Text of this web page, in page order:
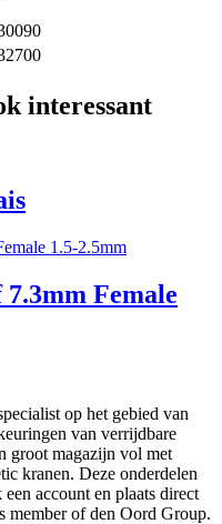
interessant
Female
op het gebied van
van verrijdbare
groot magazijn vol met
kranen. Deze onderdelen
account en plaats direct
member of den Oord Group.